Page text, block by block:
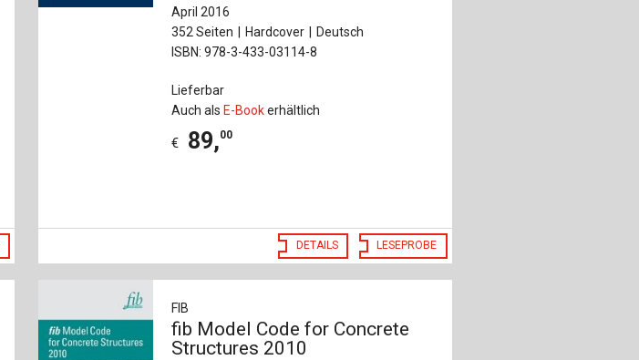
April 2016
352 Seiten
Hardcover
Deutsch
ISBN: 978-3-433-03114-8
Lieferbar
Auch alsE-Bookerhältlich
€ 89,00
DETAILS LESEPROBE
FIB
fib Model Code for Concrete
Structures 2010